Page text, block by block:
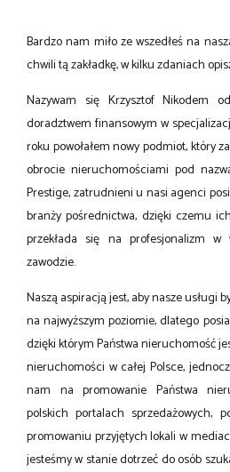
Bardzo nam miło ze wszedłeś na
chwili tą zakładkę, w kilku zdaniach
Nazywam się Krzysztof Nikodem
doradztwem finansowym w
roku powołałem nowy podmiot, który
obrocie nieruchomościami pod
Prestige, zatrudnieni u nasi agenci
branży pośrednictwa, dzięki czemu
przekłada się na profesjonalizm w
zawodzie.
Naszą aspiracją jest, aby nasze usługi
na najwyższym poziomie, dlatego
dzięki którym Państwa nieruchomość
nieruchomości w całej Polsce,
nam na promowanie Państwa
polskich portalach sprzedażowych,
promowaniu przyjętych lokali w
jesteśmy w stanie dotrzeć do osób